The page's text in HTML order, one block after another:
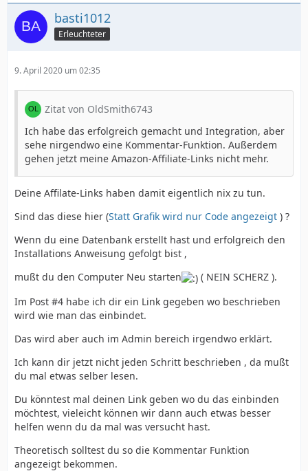
basti1012
Erleuchteter
9. April 2020 um 02:35
Zitat von OldSmith6743
Ich habe das erfolgreich gemacht und Integration, aber
sehe nirgendwo eine Kommentar-Funktion. Außerdem
gehen jetzt meine Amazon-Affiliate-Links nicht mehr.
Deine Affilate-Links haben damit eigentlich nix zu tun.
Sind das diese hier (Statt Grafik wird nur Code angezeigt ) ?
Wenn du eine Datenbank erstellt hast und erfolgreich den
Installations Anweisung gefolgt bist ,
mußt du den Computer Neu starten
( NEIN SCHERZ ).
Im Post #4 habe ich dir ein Link gegeben wo beschrieben
wird wie man das einbindet.
Das wird aber auch im Admin bereich irgendwo erklärt.
Ich kann dir jetzt nicht jeden Schritt beschrieben , da mußt
du mal etwas selber lesen.
Du könntest mal deinen Link geben wo du das einbinden
möchtest, vieleicht können wir dann auch etwas besser
helfen wenn du da mal was versucht hast.
Theoretisch solltest du so die Kommentar Funktion
angezeigt bekommen.